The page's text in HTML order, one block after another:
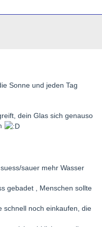
Sonne und jeden Tag
dein Glas sich genauso
sauer mehr Wasser
gebadet , Menschen sollte
schnell noch einkaufen, die